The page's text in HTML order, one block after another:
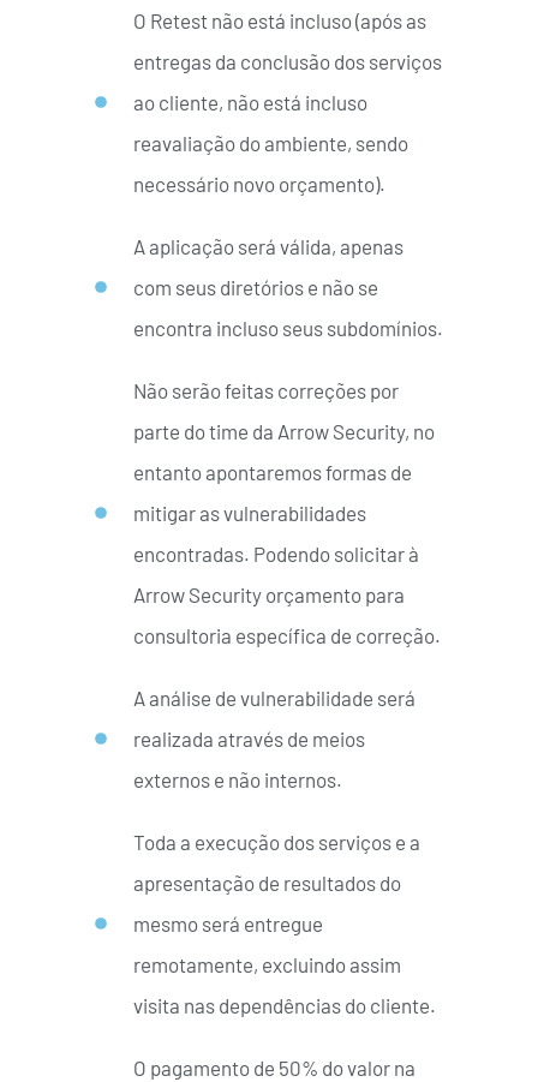
O Retest não está incluso (após as
entregas da conclusão dos serviços
ao cliente, não está incluso
reavaliação do ambiente, sendo
necessário novo orçamento).
A aplicação será válida, apenas
com seus diretórios e não se
encontra incluso seus subdomínios.
Não serão feitas correções por
parte do time da Arrow Security, no
entanto apontaremos formas de
mitigar as vulnerabilidades
encontradas. Podendo solicitar à
Arrow Security orçamento para
consultoria específica de correção.
A análise de vulnerabilidade será
realizada através de meios
externos e não internos.
Toda a execução dos serviços e a
apresentação de resultados do
mesmo será entregue
remotamente, excluindo assim
visita nas dependências do cliente.
O pagamento de 50% do valor na